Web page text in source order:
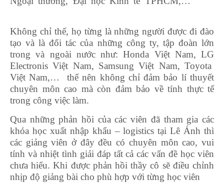
Không chỉ thế, họ từng là những người được đi đào
tạo và là đối tác của những công ty, tập đoàn lớn
trong và ngoài nước như: Honda Việt Nam, LG
Electronis Việt Nam, Samsung Việt Nam, Toyota
Việt Nam,… thế nên không chỉ đảm bảo lí thuyết
chuyên môn cao mà còn đảm bảo về tính thực tế
trong công việc làm.
Qua những phản hồi của các viên đã tham gia các
khóa học xuất nhập khẩu – logistics tại Lê Ánh thì
các giảng viên ở đây đều có chuyên môn cao, vui
tính và nhiệt tình giải đáp tất cả các vấn đề học viên
chưa hiểu. Khi được phản hồi thầy cô sẽ điều chỉnh
nhịp độ giảng bài cho phù hợp với từng học viên